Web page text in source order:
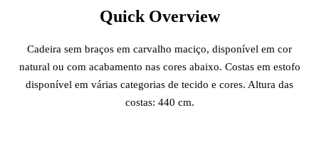
Quick Overview
Cadeira sem braços em carvalho maciço, disponível em cor
natural ou com acabamento nas cores abaixo. Costas em estofo
disponível em várias categorias de tecido e cores. Altura das
costas: 440 cm.